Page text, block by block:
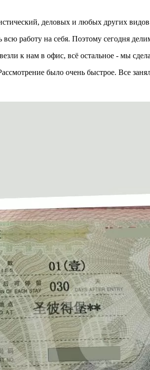
деловых и любых других видов
работу на себя. Поэтому сегодня
к нам в офис, всё остальное - мы
было очень быстрое. Все